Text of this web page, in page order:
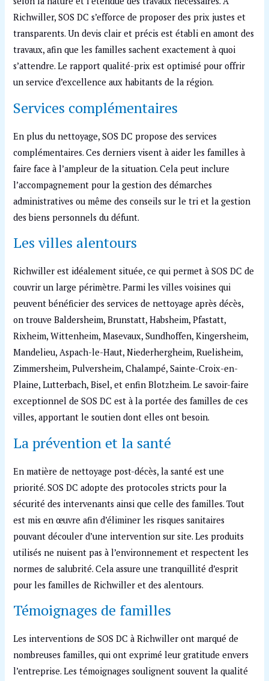
Richwiller, SOS DC s’efforce de proposer des prix justes et
transparents. Un devis clair et précis est établi en amont des
travaux, afin que les familles sachent exactement à quoi
s’attendre. Le rapport qualité-prix est optimisé pour offrir
un service d’excellence aux habitants de la région.
Services complémentaires
En plus du nettoyage, SOS DC propose des services
complémentaires. Ces derniers visent à aider les familles à
faire face à l’ampleur de la situation. Cela peut inclure
l’accompagnement pour la gestion des démarches
administratives ou même des conseils sur le tri et la gestion
des biens personnels du défunt.
Les villes alentours
Richwiller est idéalement située, ce qui permet à SOS DC de
couvrir un large périmètre. Parmi les villes voisines qui
peuvent bénéficier des services de nettoyage après décès,
on trouve Baldersheim, Brunstatt, Habsheim, Pfastatt,
Rixheim, Wittenheim, Masevaux, Sundhoffen, Kingersheim,
Mandelieu, Aspach-le-Haut, Niederhergheim, Ruelisheim,
Zimmersheim, Pulversheim, Chalampé, Sainte-Croix-en-
Plaine, Lutterbach, Bisel, et enfin Blotzheim. Le savoir-faire
exceptionnel de SOS DC est à la portée des familles de ces
villes, apportant le soutien dont elles ont besoin.
La prévention et la santé
En matière de nettoyage post-décès, la santé est une
priorité. SOS DC adopte des protocoles stricts pour la
sécurité des intervenants ainsi que celle des familles. Tout
est mis en œuvre afin d’éliminer les risques sanitaires
pouvant découler d’une intervention sur site. Les produits
utilisés ne nuisent pas à l’environnement et respectent les
normes de salubrité. Cela assure une tranquillité d’esprit
pour les familles de Richwiller et des alentours.
Témoignages de familles
Les interventions de SOS DC à Richwiller ont marqué de
nombreuses familles, qui ont exprimé leur gratitude envers
l’entreprise. Les témoignages soulignent souvent la qualité